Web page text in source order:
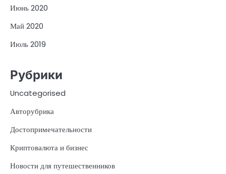
Июнь 2020
Май 2020
Июль 2019
Рубрики
Uncategorised
Авторубрика
Достопримечательности
Криптовалюта и бизнес
Новости для путешественников